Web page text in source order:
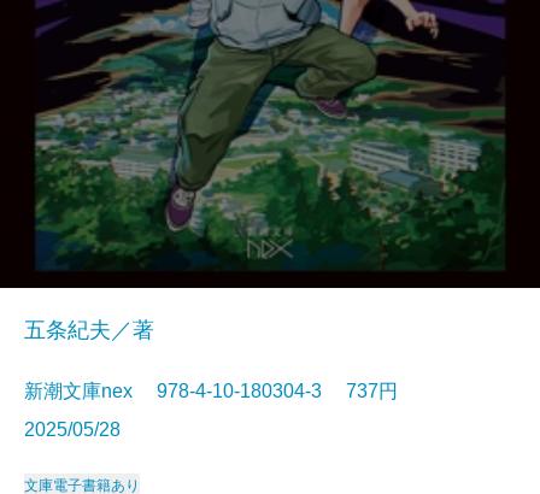
五条紀夫／著
新潮文庫nex 978-4-10-180304-3 737円
2025/05/28
文庫電子書籍あり